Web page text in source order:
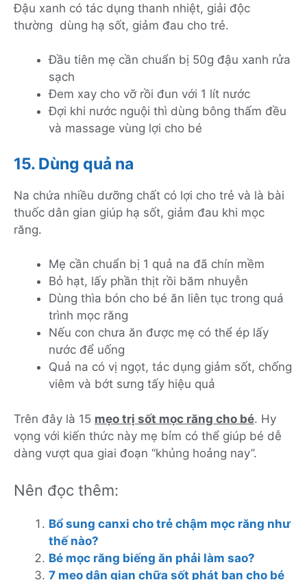
Đậu xanh có tác dụng thanh nhiệt, giải độc
thường dùng hạ sốt, giảm đau cho trẻ.
Đầu tiên mẹ cần chuẩn bị 50g đậu xanh rửa
sạch
Đem xay cho vỡ rồi đun với 1 lít nước
Đợi khi nước nguội thì dùng bông thấm đều
và massage vùng lợi cho bé
15. Dùng quả na
Na chứa nhiều dưỡng chất có lợi cho trẻ và là bài
thuốc dân gian giúp hạ sốt, giảm đau khi mọc
răng.
Mẹ cần chuẩn bị 1 quả na đã chín mềm
Bỏ hạt, lấy phần thịt rồi băm nhuyễn
Dùng thìa bón cho bé ăn liên tục trong quá
trình mọc răng
Nếu con chưa ăn được mẹ có thể ép lấy
nước để uống
Quả na có vị ngọt, tác dụng giảm sốt, chống
viêm và bớt sưng tấy hiệu quả
Trên đây là 15 mẹo trị sốt mọc răng cho bé. Hy
vọng với kiến thức này mẹ bỉm có thể giúp bé dễ
dàng vượt qua giai đoạn ‘‘khủng hoảng nay’’.
Nên đọc thêm:
Bổ sung canxi cho trẻ chậm mọc răng như
thế nào?
Bé mọc răng biếng ăn phải làm sao?
7 mẹo dân gian chữa sốt phát ban cho bé